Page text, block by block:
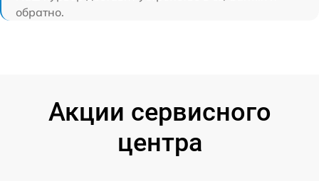
обратно.
Акции сервисного
центра